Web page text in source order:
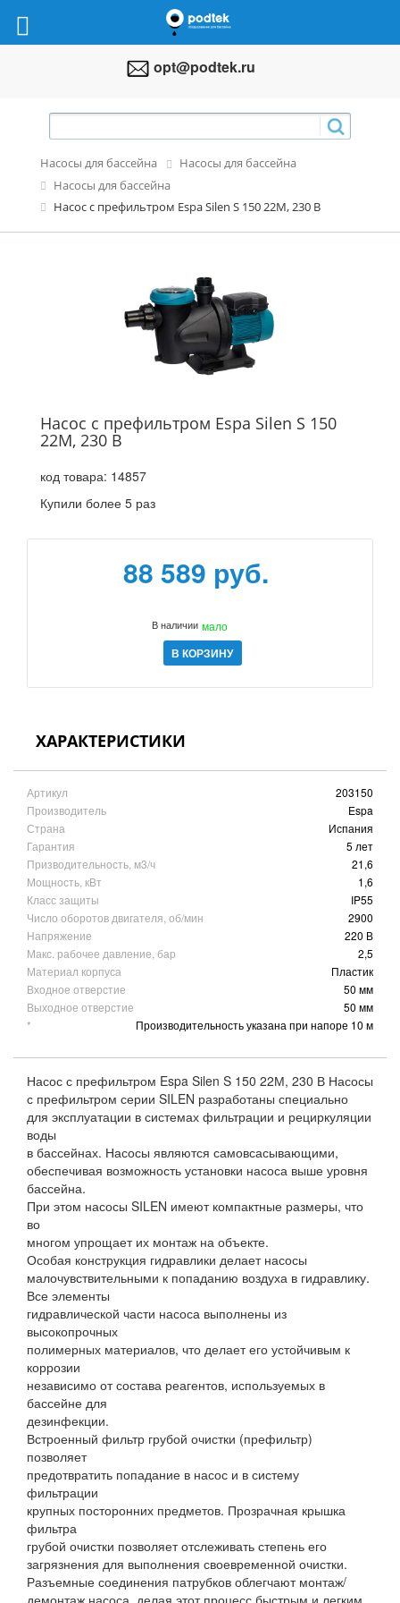
opt@podtek.ru
Насосы для бассейна
Насосы для бассейна
Насосы для бассейна
Насос с префильтром Espa Silen S 150 22М, 230 В
Насос с префильтром Espa Silen S 150
22М, 230 В
код товара: 14857
Купили более 5 раз
88 589 руб.
В наличии мало
В КОРЗИНУ
ХАРАКТЕРИСТИКИ
Артикул
203150
Производитель
Espa
Страна
Испания
Гарантия
5 лет
Призводительность, м3/ч
21,6
Мощность, кВт
1,6
Класс защиты
IP55
Число оборотов двигателя, об/мин
2900
Напряжение
220 В
Макс. рабочее давление, бар
2,5
Материал корпуса
Пластик
Входное отверстие
50 мм
Выходное отверстие
50 мм
*
Производительность указана при напоре 10 м
Насос с префильтром Espa Silen S 150 22М, 230 В Насосы
с префильтром серии SILEN разработаны специально
для эксплуатации в системах фильтрации и рециркуляции
воды
в бассейнах. Насосы являются самовсасывающими,
обеспечивая возможность установки насоса выше уровня
бассейна.
При этом насосы SILEN имеют компактные размеры, что
во
многом упрощает их монтаж на объекте.
Особая конструкция гидравлики делает насосы
малочувствительными к попаданию воздуха в гидравлику.
Все элементы
гидравлической части насоса выполнены из
высокопрочных
полимерных материалов, что делает его устойчивым к
коррозии
независимо от состава реагентов, используемых в
бассейне для
дезинфекции.
Встроенный фильтр грубой очистки (префильтр)
позволяет
предотвратить попадание в насос и в систему
фильтрации
крупных посторонних предметов. Прозрачная крышка
фильтра
грубой очистки позволяет отслеживать степень его
загрязнения для выполнения своевременной очистки.
Разъемные соединения патрубков облегчают монтаж/
демонтаж насоса, делая этот процесс быстрым и легким.